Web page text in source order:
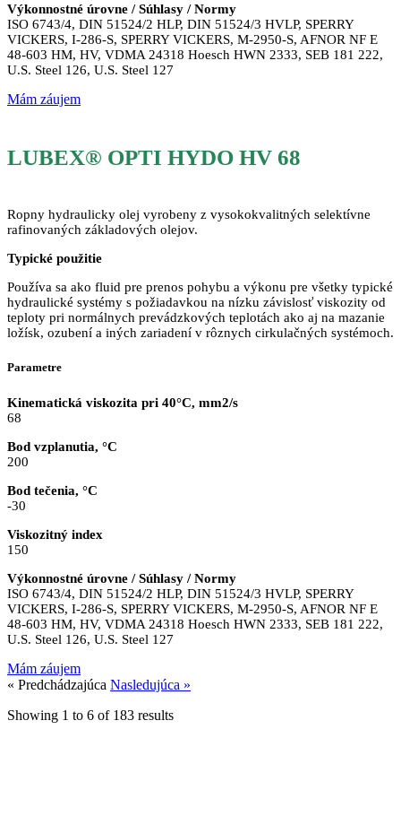
Výkonnostné úrovne / Súhlasy / Normy
ISO 6743/4, DIN 51524/2 HLP, DIN 51524/3 HVLP, SPERRY
VICKERS, I-286-S, SPERRY VICKERS, M-2950-S, AFNOR NF E
48-603 HM, HV, VDMA 24318 Hoesch HWN 2333, SEB 181 222,
U.S. Steel 126, U.S. Steel 127
Mám záujem
LUBEX® OPTI HYDO HV 68
Ropny hydraulicky olej vyrobeny z vysokokvalitných selektívne
rafinovaných základových olejov.
Typické použitie
Používa sa ako fluid pre prenos pohybu a výkonu pre všetky typické
hydraulické systémy s požiadavkou na nízku závislosť viskozity od
teploty pri normálnych prevádzkových teplotách ako aj na mazanie
ložísk, ozubení a iných zariadení v rôznych cirkulačných systémoch.
Parametre
Kinematická viskozita pri 40°C, mm2/s
68
Bod vzplanutia, °C
200
Bod tečenia, °C
-30
Viskozitný index
150
Výkonnostné úrovne / Súhlasy / Normy
ISO 6743/4, DIN 51524/2 HLP, DIN 51524/3 HVLP, SPERRY
VICKERS, I-286-S, SPERRY VICKERS, M-2950-S, AFNOR NF E
48-603 HM, HV, VDMA 24318 Hoesch HWN 2333, SEB 181 222,
U.S. Steel 126, U.S. Steel 127
Mám záujem
« Predchádzajúca Nasledujúca »
Showing 1 to 6 of 183 results